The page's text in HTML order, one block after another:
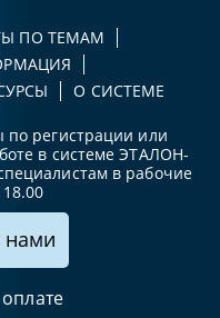
ПО ТЕМАМ
О СИСТЕМЕ
по регистрации или
в системе ЭТАЛОН-
в рабочие
нами